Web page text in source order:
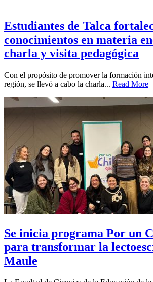
Estudiantes de Talca
conocimientos en materia
charla y visita pedagógica
Con el propósito de promover la formación
región, se llevó a cabo la charla... Read More
Se inicia programa Por un
para transformar la
Maule